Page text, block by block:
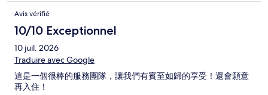
Avis vérifié
10/10 Exceptionnel
10 juil. 2026
Traduire avec Google
這是一個很棒的服務團隊，讓我們有賓至如歸的享受！還會願意
再入住！